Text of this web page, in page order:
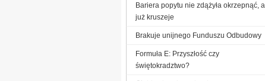
Bariera popytu nie zdążyła okrzepnąć, a
już kruszeje
Brakuje unijnego Funduszu Odbudowy
Formuła E: Przyszłość czy
świętokradztwo?